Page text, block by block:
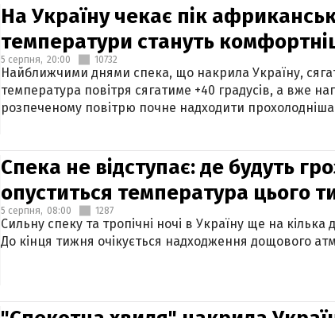
На Україну чекає пік
температури стануть
5 серпня, 20:00 10732
Найближчими днями спека, що накрила Україну,
температура повітря сягатиме +40 градусів, а вже
розпеченому повітрю почне надходити
Спека не відступає: де будуть
опуститься температура цього
5 серпня, 08:00 1287
Сильну спеку та тропічні ночі в Україну ще на
До кінця тижня очікується надходження дощового